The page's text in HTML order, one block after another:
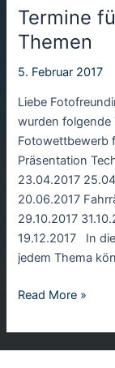
Termine
Themen
5. Februar 2017
Liebe
wurden folgende
Fotowettbewerb
Präsentation
23.04.2017
20.06.2017
29.10.2017
19.12.2017 In
jedem Thema
Termine
unsere
fotografischen
Read More »